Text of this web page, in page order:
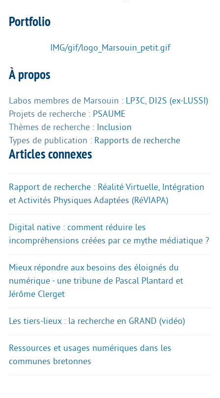
Portfolio
IMG/gif/logo_Marsouin_petit.gif
À propos
Labos membres de Marsouin : LP3C DI2S (ex-LUSSI)
Projets de recherche : PSAUME
Thèmes de recherche : Inclusion
Types de publication : Rapports de recherche
Articles connexes
Rapport de recherche : Réalité Virtuelle, Intégration
et Activités Physiques Adaptées (RéVIAPA)
Digital native : comment réduire les
incompréhensions créées par ce mythe médiatique ?
Mieux répondre aux besoins des éloignés du
numérique - une tribune de Pascal Plantard et
Jérôme Clerget
Les tiers-lieux : la recherche en GRAND (vidéo)
Ressources et usages numériques dans les
communes bretonnes